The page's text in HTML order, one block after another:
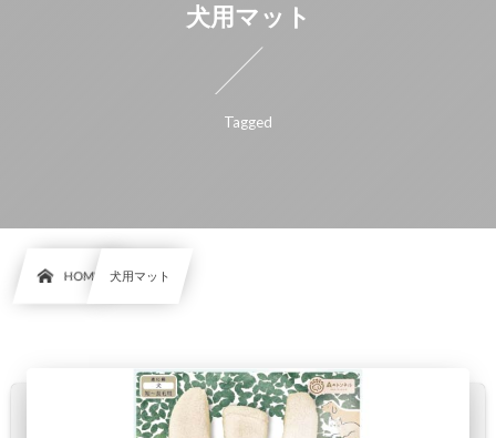
犬用マット
Tagged
HOME 犬用マット